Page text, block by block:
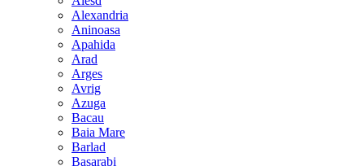
Alexandria
Aninoasa
Apahida
Arad
Arges
Avrig
Azuga
Bacau
Baia Mare
Barlad
Basarabi